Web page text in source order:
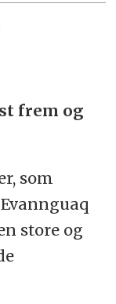
frem og
som
store og